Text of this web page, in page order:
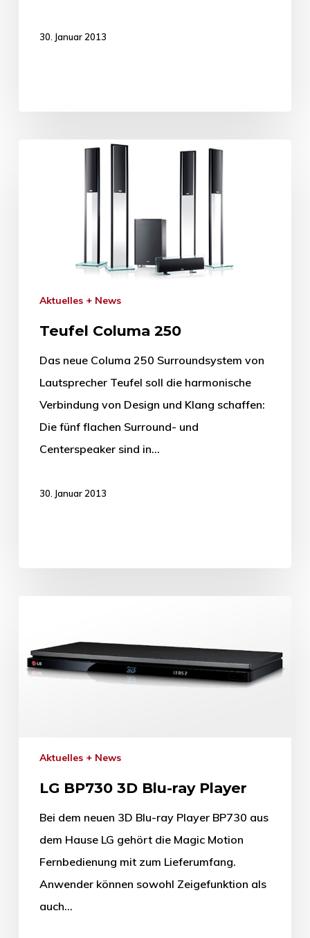
30. Januar 2013
Aktuelles + News
Teufel Columa 250
Das neue Columa 250 Surroundsystem von
Lautsprecher Teufel soll die harmonische
Verbindung von Design und Klang schaffen:
Die fünf flachen Surround- und
Centerspeaker sind in…
30. Januar 2013
Aktuelles + News
LG BP730 3D Blu-ray Player
Bei dem neuen 3D Blu-ray Player BP730 aus
dem Hause LG gehört die Magic Motion
Fernbedienung mit zum Lieferumfang.
Anwender können sowohl Zeigefunktion als
auch…